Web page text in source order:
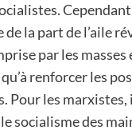
de la part de l’aile
par les masses
renforcer les
les marxistes,
socialisme des